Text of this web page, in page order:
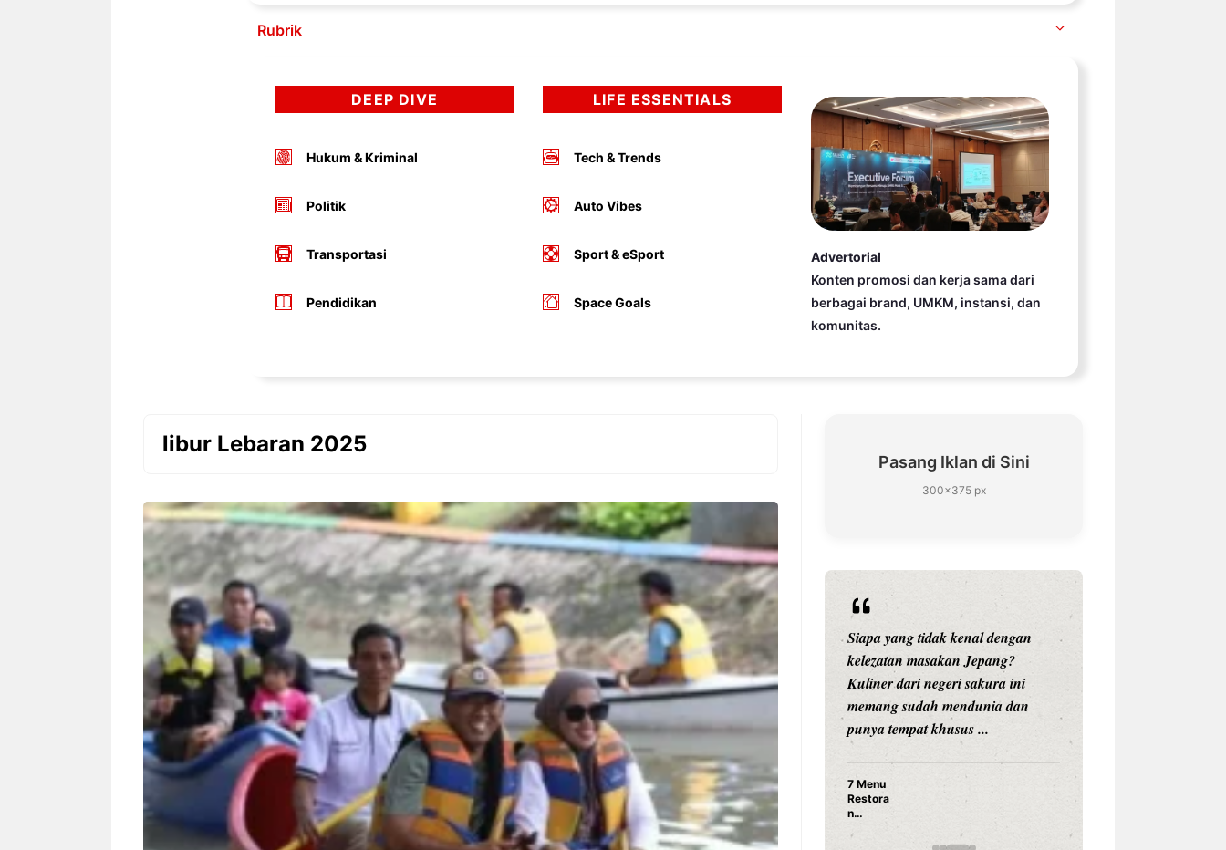
Rubrik
DEEP DIVE
Hukum & Kriminal
Politik
Transportasi
Pendidikan
LIFE ESSENTIALS
Tech & Trends
Auto Vibes
Sport & eSport
Space Goals
Advertorial
Konten promosi dan kerja sama dari
berbagai brand, UMKM, instansi, dan
komunitas.
libur Lebaran 2025
Pasang Iklan di Sini
300×375 px
Siapa sangka, dua nama besar di
dunia hiburan, Nunung Srimulat
dan Vicky Prasetyo, kini merambah
dunia kuliner dengan membuka
Ayam Panggang! Cuma Rp
Bandung – Menyambut pergantian
tahun 2026, restoran all you can
eat Kakkoii All You Can Eat
Bandung menghadirkan
penawaran spesial ...
Sambut 2026, Kakkoii
Bandung Hadirkan Pesta All
You Can Eat Mulai Rp
145.000
Pernah gak sih kamu mulai
ngerjain sesuatu cuma buat iseng-
iseng, eh ternyata malah jadi
peluang bisnis yang
menguntungkan? Nah, itulah ...
Dari Iseng Jadi Cuan: Kisah
TUM_ATUL yang Ubah
Hampers Jadi Bisnis Kece
Siapa yang tidak kenal dengan
kelezatan masakan Jepang?
Kuliner dari negeri sakura ini
memang sudah mendunia dan
punya tempat khusus ...
7 Menu
Restora
n
yang